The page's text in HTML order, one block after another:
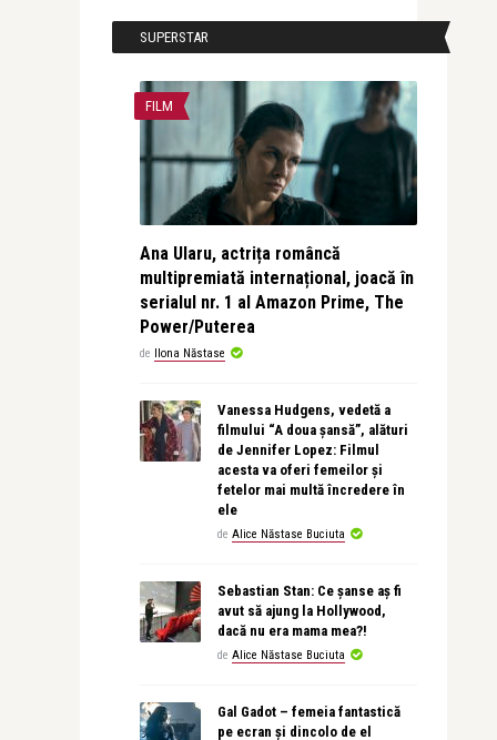
SUPERSTAR
FILM
Ana Ularu, actrița româncă
multipremiată internațional, joacă în
serialul nr. 1 al Amazon Prime, The
Power/Puterea
de Ilona Năstase
Vanessa Hudgens, vedetă a
filmului “A doua șansă”, alături
de Jennifer Lopez: Filmul
acesta va oferi femeilor și
fetelor mai multă încredere în
ele
de Alice Năstase Buciuta
Sebastian Stan: Ce șanse aș fi
avut să ajung la Hollywood,
dacă nu era mama mea?!
de Alice Năstase Buciuta
Gal Gadot – femeia fantastică
pe ecran și dincolo de el